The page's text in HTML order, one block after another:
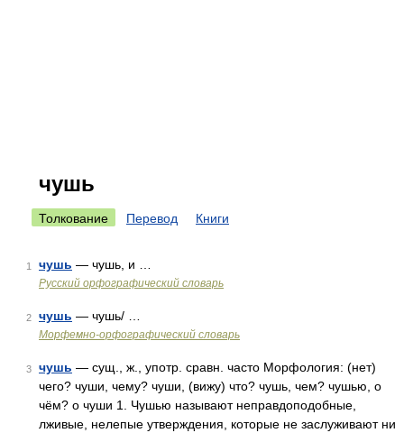
чушь
Толкование Перевод Книги
1 чушь — чушь, и …
Русский орфографический словарь
2 чушь — чушь/ …
Морфемно-орфографический словарь
3 чушь — сущ., ж., употр. сравн. часто Морфология: (нет)
чего? чуши, чему? чуши, (вижу) что? чушь, чем? чушью, о
чём? о чуши 1. Чушью называют неправдоподобные,
лживые, нелепые утверждения, которые не заслуживают ни